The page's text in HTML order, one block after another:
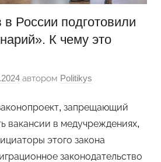
России подготовили
К чему это
автором Politikys
запрещающий
вакансии в медучреждениях,
этого закона
законодательство